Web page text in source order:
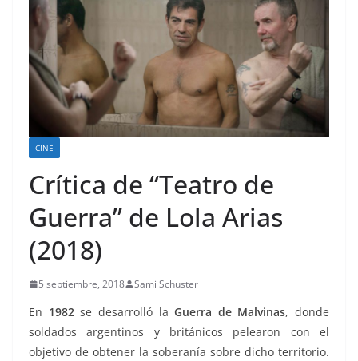
CINE
Crítica de “Teatro de
Guerra” de Lola Arias
(2018)
5 septiembre, 2018 Sami Schuster
En 1982se desarrolló laGuerra de Malvinas, donde
soldados argentinos y británicos pelearon con el
objetivo de obtener la soberanía sobre dicho territorio.